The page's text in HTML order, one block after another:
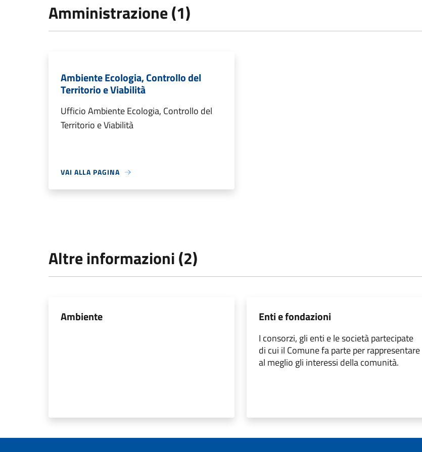
Amministrazione (1)
Ambiente Ecologia, Controllo del
Territorio e Viabilità
Ufficio Ambiente Ecologia, Controllo del
Territorio e Viabilità
VAI ALLA PAGINA
Altre informazioni (2)
Ambiente Enti e fondazioni
I consorzi, gli enti e le società partecipate
di cui il Comune fa parte per rappresentare
al meglio gli interessi della comunità.